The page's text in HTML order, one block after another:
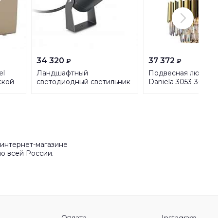
34 320 ₽
Ландшафтный
светодиодный светильник
37 372 ₽
Подвесная люстра
Daniela 3053-308
магазине
всей России.